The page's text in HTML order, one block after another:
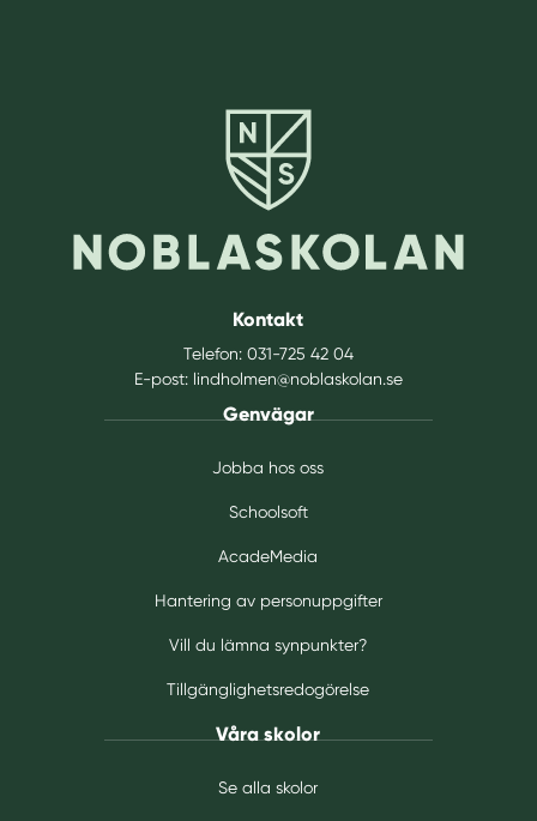
Kontakt
Telefon: 031-725 42 04
E-post: lindholmen@noblaskolan.se
Genvägar
Jobba hos oss
Schoolsoft
AcadeMedia
Hantering av personuppgifter
Vill du lämna synpunkter?
Tillgänglighetsredogörelse
Våra skolor
Se alla skolor